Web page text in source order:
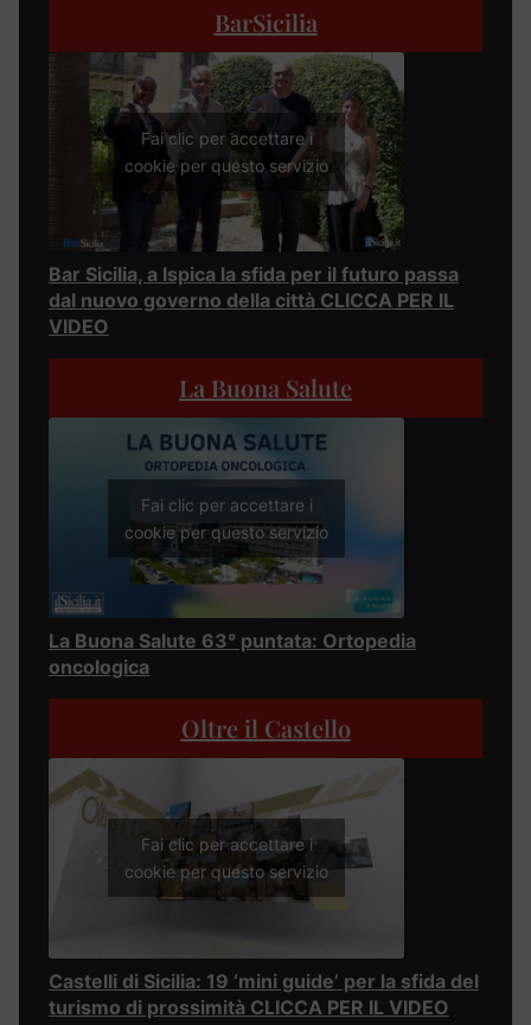
BarSicilia
Fai clic per accettare i
cookie per questo servizio
Bar Sicilia, a Ispica la sfida per il futuro passa
dal nuovo governo della città CLICCA PER IL
VIDEO
La Buona Salute
Fai clic per accettare i
cookie per questo servizio
La Buona Salute 63° puntata: Ortopedia
oncologica
Oltre il Castello
Fai clic per accettare i
cookie per questo servizio
Castelli di Sicilia: 19 ‘mini guide’ per la sfida del
turismo di prossimità CLICCA PER IL VIDEO